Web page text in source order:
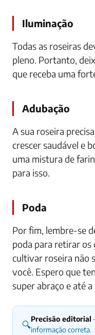
Iluminação
Todas as roseiras
pleno. Portanto,
que receba uma
Adubação
A sua roseira
crescer saudável e
uma mistura de
para isso.
Poda
Por fim, lembre-se
poda para retirar os
cultivar roseira não
você. Espero que
super abraço e até
🔍Precisão editorial
informação correta.